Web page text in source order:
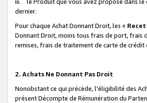
dernier.
Pour chaque Achat Donnant Droit, les «
Donnant Droit, moins tous frais de port, frais
remises, frais de traitement de carte de
2. Achats Ne Donnant Pas Droit
Nonobstant ce qui précède, l'éligibilité des
présent Décompte de Rémunération du